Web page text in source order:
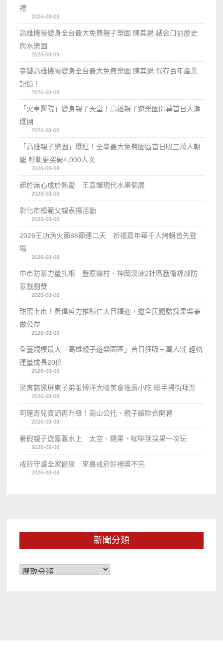
禮
2026-08-09
高雄機廠變身全台最大免費親子樂園 陳其邁:結合口述歷史
與水樂園
2026-08-09
臺鐵高雄機廠變身全台最大免費樂園 陳其邁:保存百年產業
記憶！
2026-08-08
「火車醫院」變身親子天堂！高雄親子遊樂園開幕首日人潮
爆棚
2026-08-08
「高雄親子樂園」爆紅！全臺最大免費園區首日吸三萬人朝
聖 輕軌更突破4,000人次
2026-08-08
起於無心成於熱愛 王貴嬋現代水墨個展
2026-08-08
彰化市模範父親表揚活動
2026-08-08
2026王功漁火節88節連二天 祈福嘉年華千人烤蚵首先登
場
2026-08-08
中市防暴力量扎根 豐原鎌村、神岡溪洲2社區獲衛福部防
暴戲劇獎
2026-08-08
甜蜜上市！黃偉哲力推歸仁大目釋迦，邀全民體驗採果樂兼
做公益
2026-08-08
全臺規模最大「高雄親子遊樂園區」首日狂吸三萬人潮 輕軌
運量成長20倍
2026-08-08
梁育慈邀屏東子弟張博洋大啖美食推廣小吃 聯手掃街拜票
2026-08-08
阿蓮育兒資源再升級！崗山公托、親子館聯合開幕
2026-08-08
暑假親子遊嘉義水上 太空、糖果、咖啡到採果一次玩
2026-08-08
戒菸守護全家健康 來嘉戒菸好禮獎不完
2026-08-08
新聞分類
新